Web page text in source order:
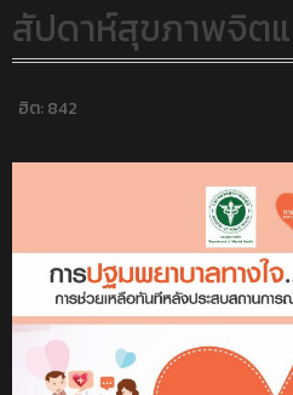
สัปดาห์สุขภาพจิต
ฮิต: 842